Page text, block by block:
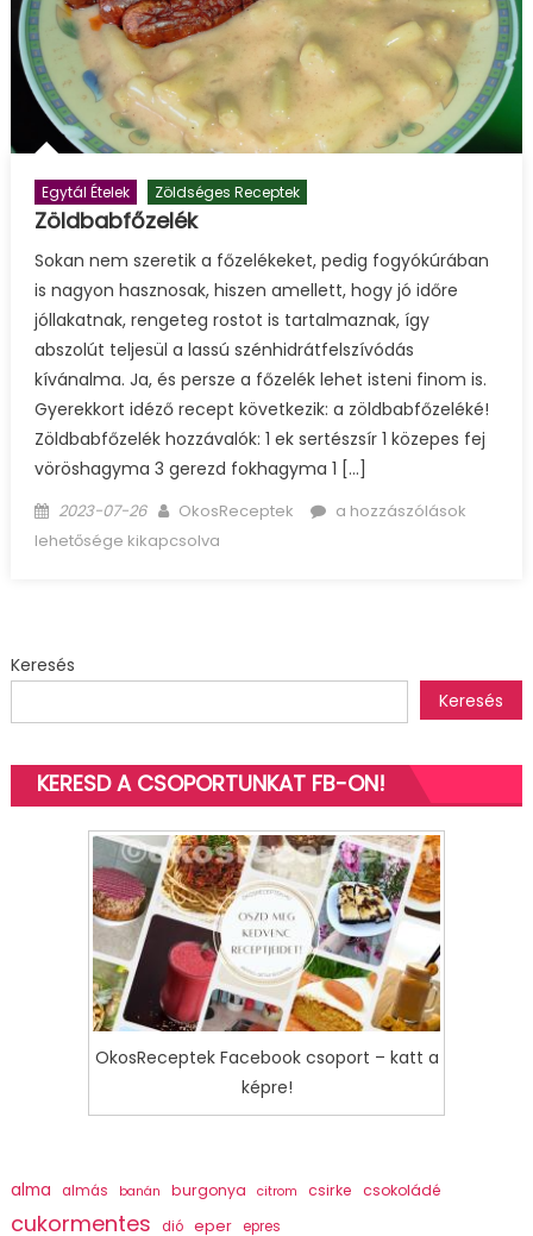
Egytál Ételek Zöldséges Receptek
Zöldbabfőzelék
Sokan nem szeretik a főzelékeket, pedig fogyókúrában
is nagyon hasznosak, hiszen amellett, hogy jó időre
jóllakatnak, rengeteg rostot is tartalmaznak, így
abszolút teljesül a lassú szénhidrátfelszívódás
kívánalma. Ja, és persze a főzelék lehet isteni finom is.
Gyerekkort idéző recept következik: a zöldbabfőzeléké!
Zöldbabfőzelék hozzávalók: 1 ek sertészsír 1 közepes fej
vöröshagyma 3 gerezd fokhagyma 1 […]
Posted
on
2023-07-26 Author
OkosReceptek
Zöldbabfőzelék
a hozzászólások
lehetősége kikapcsolva
Keresés
Keresés
KERESD A CSOPORTUNKAT FB-ON!
OkosReceptek Facebook csoport – katt a
képre!
alma almás banán burgonya citrom csirke csokoládé
cukormentes dió eper epres